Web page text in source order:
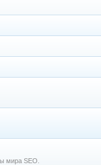
мира SEO.